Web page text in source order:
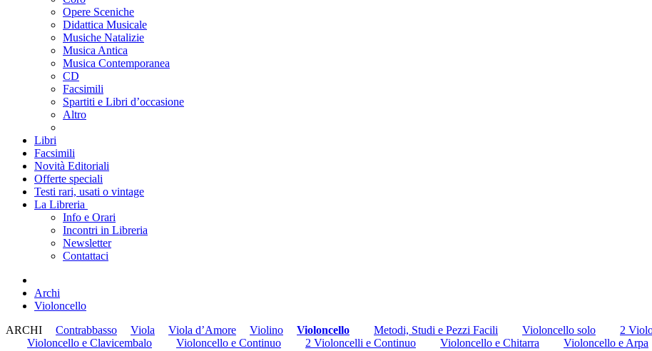
Opere Sceniche
Didattica Musicale
Musiche Natalizie
Musica Antica
Musica Contemporanea
CD
Facsimili
Spartiti e Libri d’occasione
Altro
Libri
Facsimili
Novità Editoriali
Offerte speciali
Testi rari, usati o vintage
La Libreria
Info e Orari
Incontri in Libreria
Newsletter
Contattaci
Archi
Violoncello
ARCHI
Contrabbasso Viola Viola d’Amore Violino Violoncello Metodi, Studi e Pezzi Facili Violoncello solo 2
Violoncello e Clavicembalo
Violoncello e Continuo 2 Violoncelli e Continuo Violoncello e Chitarra Violoncello e Arpa